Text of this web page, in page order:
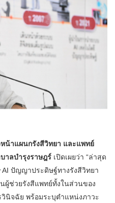
น้าแผนกรังสีวิทยา และแพทย์
าลบำรุงราษฎร์ เปิดเผยว่า “ล่าสุด
AI ปัญญาประดิษฐ์ทางรังสีวิทยา
ผู้ช่วยรังสีแพทย์ทั้งในส่วนของ
วินิจฉัย พร้อมระบุตำแหน่งภาวะ